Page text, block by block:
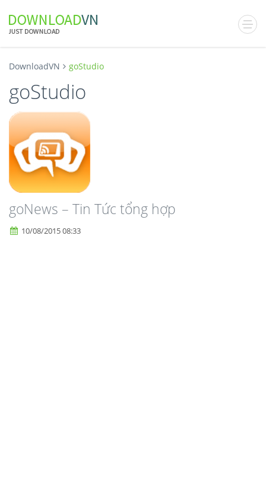
DownloadVN goStudio
goStudio
goNews – Tin Tức tổng hợp
10/08/2015 08:33